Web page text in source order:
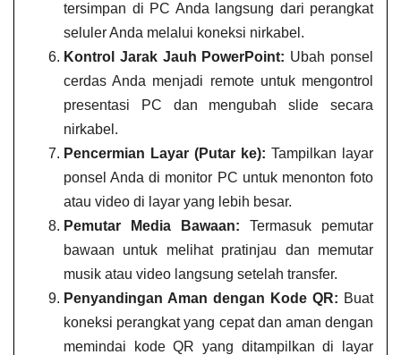
tersimpan di PC Anda langsung dari perangkat
seluler Anda melalui koneksi nirkabel.
Kontrol Jarak Jauh PowerPoint: Ubah ponsel
cerdas Anda menjadi remote untuk mengontrol
presentasi PC dan mengubah slide secara
nirkabel.
Pencermian Layar (Putar ke): Tampilkan layar
ponsel Anda di monitor PC untuk menonton foto
atau video di layar yang lebih besar.
Pemutar Media Bawaan: Termasuk pemutar
bawaan untuk melihat pratinjau dan memutar
musik atau video langsung setelah transfer.
Penyandingan Aman dengan Kode QR: Buat
koneksi perangkat yang cepat dan aman dengan
memindai kode QR yang ditampilkan di layar